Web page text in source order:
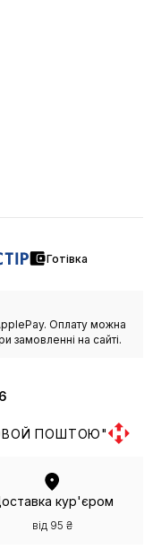
Готівка
Оплату можна
замовленні на сайті.
ПОШТОЮ"
кур'єром
від 95 ₴